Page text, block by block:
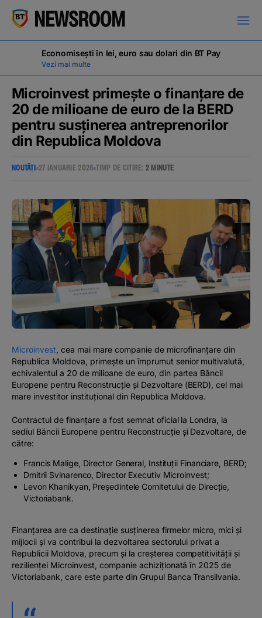
COMUNICATE DE PRESĂ
MILESTONES
NOUTĂȚI
ANUNȚURI
#BTVOICE
BLOG
Economisești în lei, euro sau dolari din BT Pay
Vezi mai multe
Microinvest primește o finanțare de
20 de milioane de euro de la BERD
pentru susținerea antreprenorilor
din Republica Moldova
NOUTĂȚI 27 IANUARIE 2026 TIMP DE CITIRE: 2 MINUTE
Microinvest , cea mai mare companie de microfinanțare din
Republica Moldova, primește un împrumut senior multivalută,
echivalentul a 20 de milioane de euro, din partea Băncii
Europene pentru Reconstrucție și Dezvoltare (BERD), cel mai
mare investitor instituțional din Republica Moldova.
Contractul de finanțare a fost semnat oficial la Londra, la
sediul Băncii Europene pentru Reconstrucție și Dezvoltare, de
către:
Francis Malige, Director General, Instituții Financiare, BERD;
Dmitrii Svinarenco, Director Executiv Microinvest;
Levon Khanikyan, Președintele Comitetului de Direcție,
Victoriabank.
Finanțarea are ca destinație susținerea firmelor micro, mici și
mijlocii și va contribui la dezvoltarea sectorului privat a
Republicii Moldova, precum și la creșterea competitivității și
rezilienței Microinvest, companie achiziționată în 2025 de
Victoriabank, care este parte din Grupul Banca Transilvania.